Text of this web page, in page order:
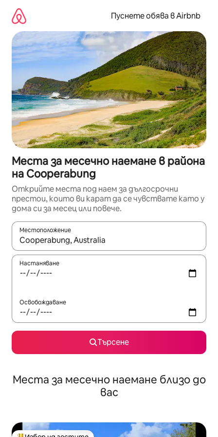
съдържанието
Пуснете обява в Airbnb
Места за месечно наемане в района
на Cooperabung
Открийте места под наем за дългосрочни
престои, които ви карат да се чувствате като у
дома си за месец или повече.
Местоположение
Когато резултатите се покажат, използвайте
Настаняване
Освобождаване
Търсене
Места за месечно наемане близо до
вас